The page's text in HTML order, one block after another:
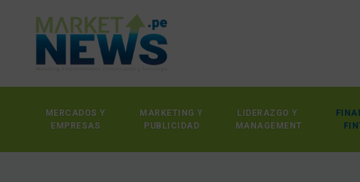
MERCADOS Y
EMPRESAS
MARKETING Y
PUBLICIDAD
LIDERAZGO Y
MANAGEMENT